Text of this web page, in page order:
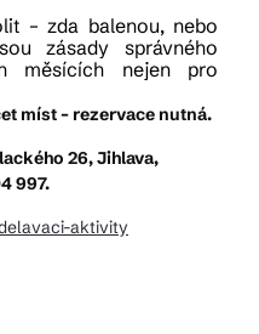
– zda balenou, nebo
zásady správného
měsících nejen pro
míst – rezervace nutná.
26, Jihlava,
997.
aktivity